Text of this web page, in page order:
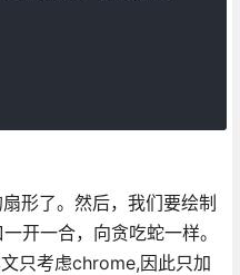
形了。然后，我们要绘制
开一合，向贪吃蛇一样。
只考虑chrome,因此只加